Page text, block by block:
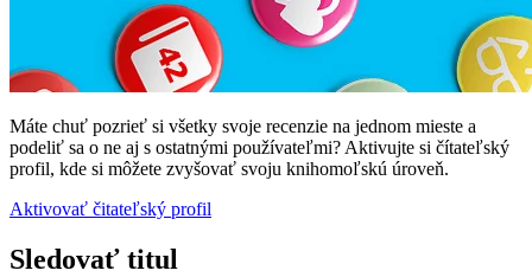
Máte chuť pozrieť si všetky svoje recenzie na jednom mieste a
podeliť sa o ne aj s ostatnými používateľmi? Aktivujte si čítateľský
profil, kde si môžete zvyšovať svoju knihomoľskú úroveň.
Aktivovať čitateľský profil
Sledovať titul